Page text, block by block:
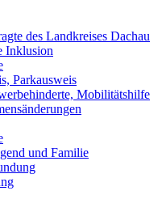
des Landkreises Dachau
Inklusion
Parkausweis
Mobilitätshilfe
und Familie